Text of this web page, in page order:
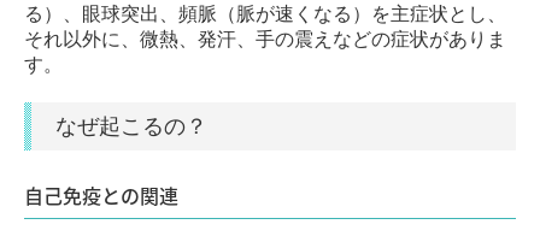
緑内障について
加齢黄斑変性
る）、眼球突出、頻脈（脈が速くなる）を主症状とし、
それ以外に、微熱、発汗、手の震えなどの症状がありま
す。
なぜ起こるの？
自己免疫との関連